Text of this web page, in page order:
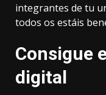
integrantes de tu
todos os estáis
Consigue
digital